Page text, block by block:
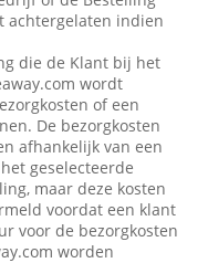
achtergelaten indien
die de Klant bij het
wordt
of een
De bezorgkosten
afhankelijk van een
geselecteerde
maar deze kosten
voordat een klant
voor de bezorgkosten
worden